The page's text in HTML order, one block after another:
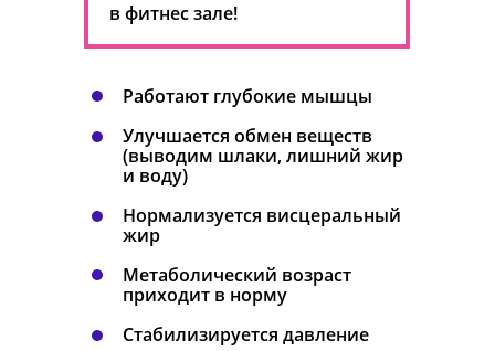
в фитнес зале!
Работают глубокие мышцы
Улучшается обмен веществ
(выводим шлаки, лишний жир
и воду)
Нормализуется висцеральный
жир
Метаболический возраст
приходит в норму
Стабилизируется давление